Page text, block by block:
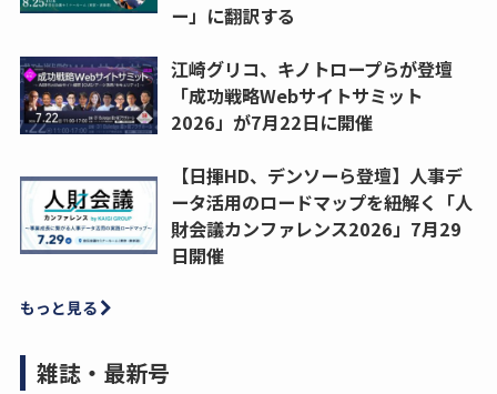
ー」に翻訳する
江崎グリコ、キノトロープらが登壇
「成功戦略Webサイトサミット
2026」が7月22日に開催
【日揮HD、デンソーら登壇】人事デ
ータ活用のロードマップを紐解く「人
財会議カンファレンス2026」7月29
日開催
もっと見る
雑誌・最新号